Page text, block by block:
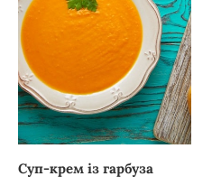
Суп-крем із гарбуза